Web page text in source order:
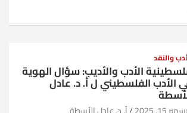
والنقد
الأدب والأديب: سؤال الهوية
الأدب الفلسطيني ل أ. د. عادل